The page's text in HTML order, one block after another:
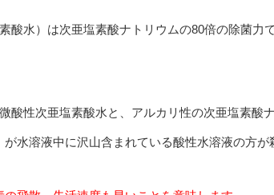
酸水）は次亜塩素酸ナトリウムの80倍の除菌
酸性次亜塩素酸水と、アルカリ性の次亜塩素酸
水溶液中に沢山含まれている酸性水溶液の方が